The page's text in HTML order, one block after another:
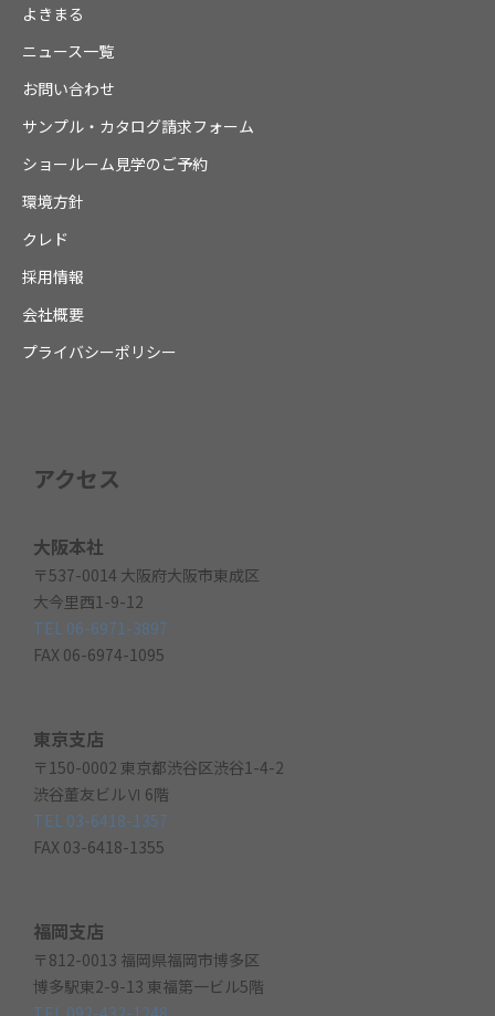
よきまる
ニュース一覧
お問い合わせ
サンプル・カタログ請求フォーム
ショールーム見学のご予約
環境方針
クレド
採用情報
会社概要
プライバシーポリシー
アクセス
大阪本社
〒537-0014 大阪府大阪市東成区
大今里西1-9-12
TEL 06-6971-3897
FAX 06-6974-1095
東京支店
〒150-0002 東京都渋谷区渋谷1-4-2
渋谷董友ビルⅥ 6階
TEL 03-6418-1357
FAX 03-6418-1355
福岡支店
〒812-0013 福岡県福岡市博多区
博多駅東2-9-13 東福第一ビル5階